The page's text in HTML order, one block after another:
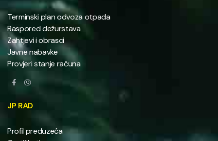
Terminski plan odvoza otpada
Raspored dežurstava
Zahtjevi i obrasci
Javne nabavke
Provjeri stanje računa
JP RAD
Profil preduzeća